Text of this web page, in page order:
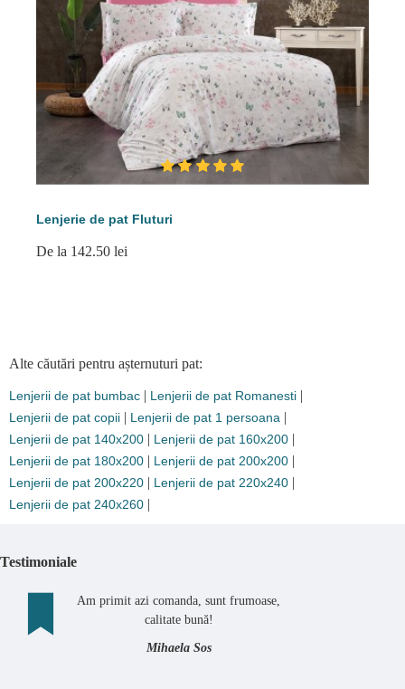
Lenjerie de pat Fluturi
De la 142.50 lei
Alte căutări pentru așternuturi pat:
Lenjerii de pat bumbac| Lenjerii de pat Romanesti|
Lenjerii de pat copii| Lenjerii de pat 1 persoana|
Lenjerii de pat 140x200| Lenjerii de pat 160x200|
Lenjerii de pat 180x200| Lenjerii de pat 200x200|
Lenjerii de pat 200x220| Lenjerii de pat 220x240|
Lenjerii de pat 240x260|
Testimoniale
Am primit azi comanda, sunt frumoase,
calitate bună!
Mihaela Sos